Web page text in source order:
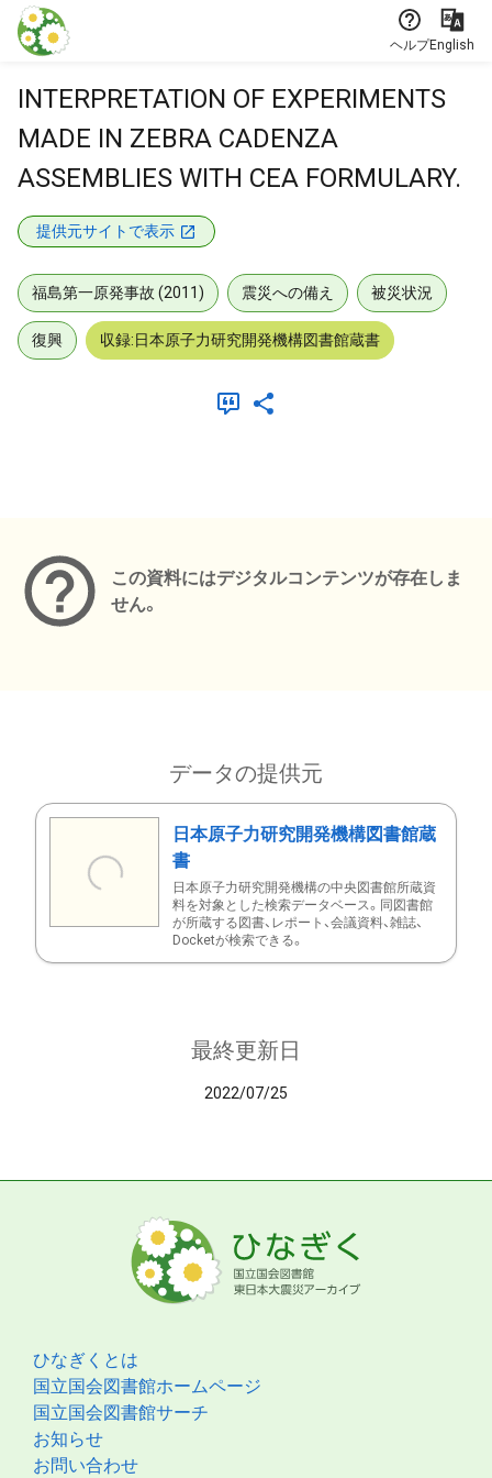
本文に飛ぶ
ヘルプEnglish
INTERPRETATION OF EXPERIMENTS
MADE IN ZEBRA CADENZA
ASSEMBLIES WITH CEA FORMULARY.
提供元サイトで表示
福島第一原発事故 (2011) 震災への備え 被災状況
復興 収録:日本原子力研究開発機構図書館蔵書
この資料にはデジタルコンテンツが存在しま
せん。
データの提供元
日本原子力研究開発機構図書館蔵
書
日本原子力研究開発機構の中央図書館所蔵資
料を対象とした検索データベース。同図書館
が所蔵する図書、レポート、会議資料、雑誌、
Docketが検索できる。
最終更新日
2022/07/25
ひなぎくとは
国立国会図書館ホームページ
国立国会図書館サーチ
お知らせ
お問い合わせ